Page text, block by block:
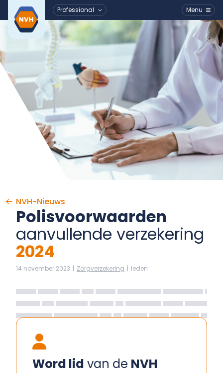
Ga naar de inhoud
Professional Menu
NVH-Nieuws
Polisvoorwaarden
aanvullende verzekering
2024
14 november 2023 | Zorgverzekering | leden
Word lid van de NVH